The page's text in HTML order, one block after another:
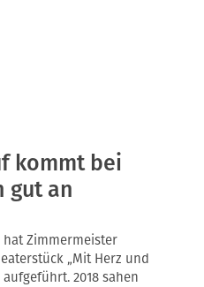
kommt bei
gut an
Zimmermeister
„Mit Herz und
2018 sahen